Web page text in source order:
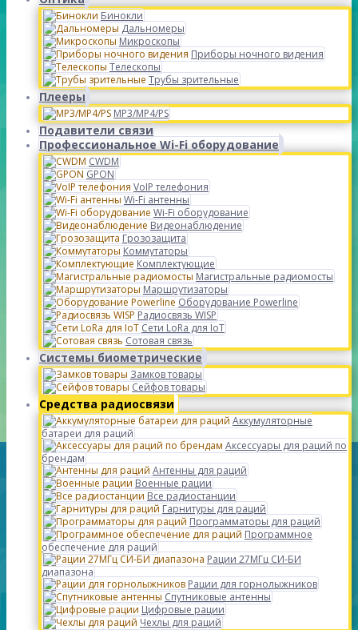
Бинокли
Дальномеры
Микроскопы
Приборы ночного видения
Телескопы
Трубы зрительные
Плееры
MP3/MP4/PS
Подавители связи
Профессиональное Wi-Fi оборудование
CWDM
GPON
VoIP телефония
Wi-Fi антенны
Wi-Fi оборудование
Видеонаблюдение
Грозозащита
Коммутаторы
Комплектующие
Магистральные радиомосты
Маршрутизаторы
Оборудование Powerline
Радиосвязь WISP
Сети LoRa для IoT
Сотовая связь
Системы биометрические
Замков товары
Сейфов товары
Средства радиосвязи
Аккумуляторные
батареи для раций
Аксессуары для раций по
брендам
Антенны для раций
Военные рации
Все радиостанции
Гарнитуры для раций
Программаторы для раций
Программное
обеспечение для раций
Рации 27МГц СИ-БИ
диапазона
Рации для горнолыжников
Спутниковые антенны
Цифровые рации
Чехлы для раций